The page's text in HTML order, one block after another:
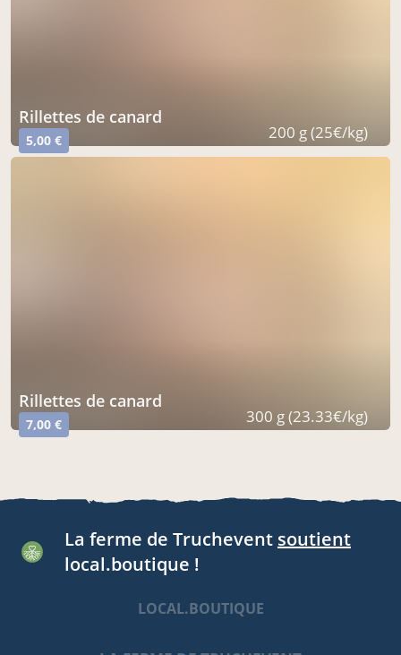
rillettes de canard
5,00 € 200 g (25€/kg)
rillettes de canard
7,00 € 300 g (23.33€/kg)
La ferme de Truchevent soutient
local.boutique !
LOCAL.BOUTIQUE